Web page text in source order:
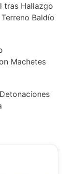
tras Hallazgo
Baldío
Machetes